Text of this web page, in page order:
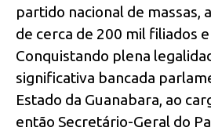
partido nacional de massas,
de cerca de 200 mil filiados
Conquistando plena
significativa bancada
Estado da Guanabara, ao
então Secretário-Geral do